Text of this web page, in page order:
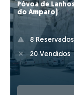
Póvoa de
do Amparo)
8 Reservados
20 Vendidos